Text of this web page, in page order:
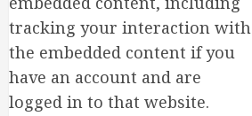
tracking your interaction with
the embedded content if you
have an account and are
logged in to that website.